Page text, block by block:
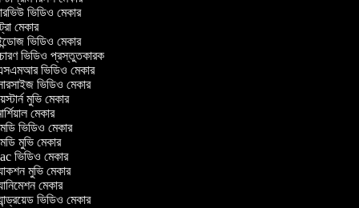
ভিডিও মেকার
মেকার
ভিডিও মেকার
ভিডিও প্রস্তুতকারক
ভিডিও মেকার
ভিডিও মেকার
মুভি মেকার
মেকার
ভিডিও মেকার
মুভি মেকার
ভিডিও মেকার
মুভি মেকার
মেকার
ভিডিও মেকার